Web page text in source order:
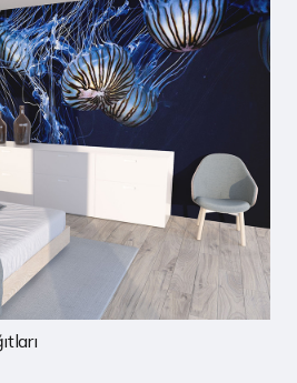
Çocuk Odası Duvar Kağıtları